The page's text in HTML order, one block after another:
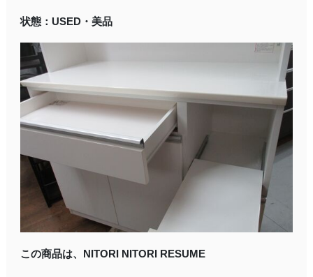
状態：USED・美品
この商品は、NITORI NITORI RESUME